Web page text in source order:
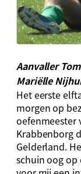
Aanvaller
Mariëlle
Het eerste
morgen op
oefenmeester
Krabbenborg
Gelderland.
schuin oog op